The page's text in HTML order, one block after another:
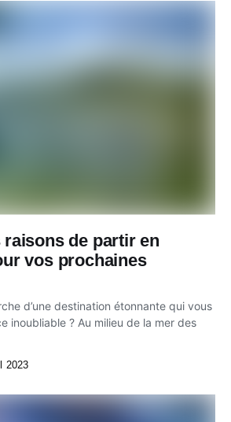
raisons de partir en
vos prochaines
d’une destination étonnante qui vous
inoubliable ? Au milieu de la mer des
2023